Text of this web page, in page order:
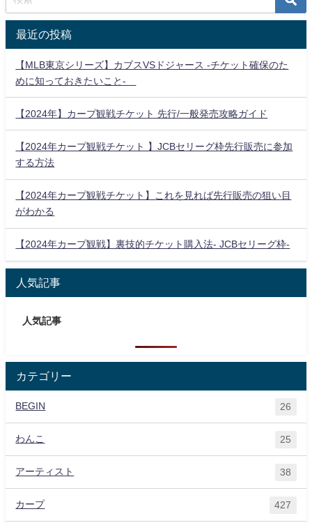
最近の投稿
【MLB東京シリーズ】カブスVSドジャース -チケット確保のた
めに知っておきたいこと-
【2024年】カープ観戦チケット 先行/一般発売攻略ガイド
【2024年カープ観戦チケット 】JCBセリーグ枠先行販売に参加
する方法
【2024年カープ観戦チケット】これを見れば先行販売の狙い目
がわかる
【2024年カープ観戦】裏技的チケット購入法- JCBセリーグ枠-
人気記事
人気記事
カテゴリー
BEGIN 26
わんこ 25
アーティスト 38
カープ 427